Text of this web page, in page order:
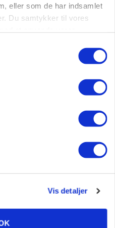
eller som de har indsamlet
Du samtykker til vores
Vis detaljer
og